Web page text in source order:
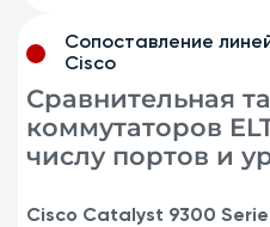
Сопоставление
Cisco
Сравнительная
коммутаторов
числу портов и
Cisco Catalyst 9300